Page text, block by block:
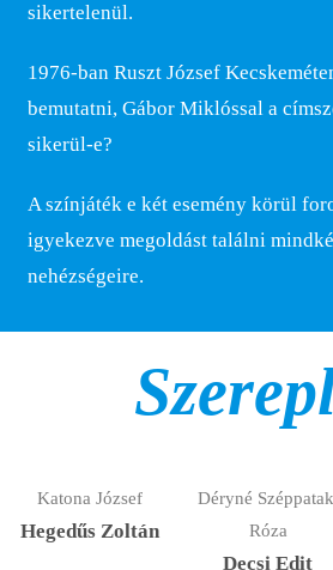
sikertelenül.
1976-ban Ruszt József
bemutatni, Gábor Miklóssal a
sikerül-e?
A színjáték e két esemény körül
igyekezve megoldást találni
nehézségeire.
Katona József
Hegedűs Zoltán
Déryné
Róza
Decsi Edit